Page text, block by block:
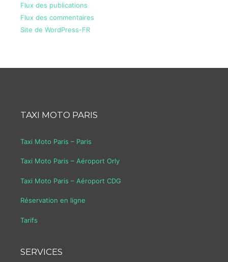
Flux des publications
Flux des commentaires
Site de WordPress-FR
TAXI MOTO PARIS
Taxi Moto Paris – Paris
Taxi Moto Paris – Aéroport Orly
Taxi Moto Paris – Aéroport CDG
Réservation en ligne
Tarifs
SERVICES